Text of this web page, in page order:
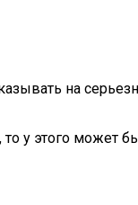
на
то у этого